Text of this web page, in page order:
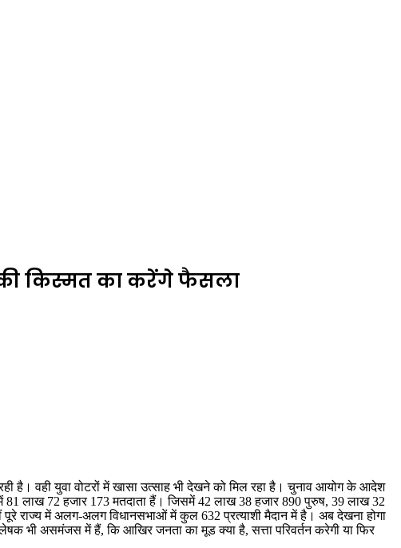
की किस्मत का करेंगे फैसला
है। वही युवा वोटरों में खासा उत्साह भी देखने को मिल रहा है। चुनाव आयोग के आदेश
लाख 72 हजार 173 मतदाता हैं। जिसमें 42 लाख 38 हजार 890 पुरुष, 39 लाख 32
राज्य में अलग-अलग विधानसभाओं में कुल 632 प्रत्याशी मैदान में है। अब देखना होगा
भी असमंजस में हैं, कि आखिर जनता का मूड क्या है, सत्ता परिवर्तन करेगी या फिर